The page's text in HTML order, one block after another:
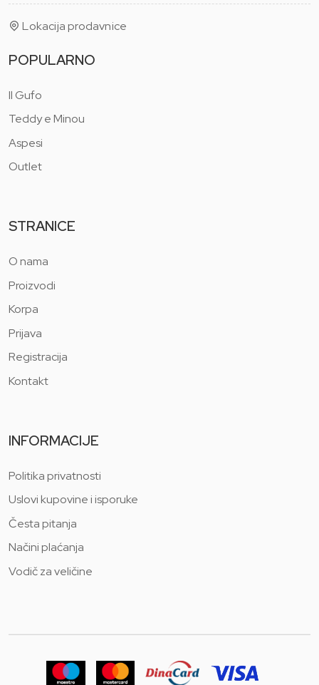
Lokacija prodavnice
POPULARNO
Il Gufo
Teddy e Minou
Aspesi
Outlet
STRANICE
O nama
Proizvodi
Korpa
Prijava
Registracija
Kontakt
INFORMACIJE
Politika privatnosti
Uslovi kupovine i isporuke
Česta pitanja
Načini plaćanja
Vodič za veličine